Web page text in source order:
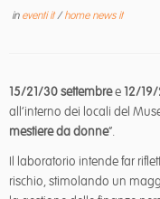
in eventi it/home news it
15/21/30 settembree12/
all’interno dei locali del
mestiere da donne”.
Il laboratorio intende far
rischio, stimolando un